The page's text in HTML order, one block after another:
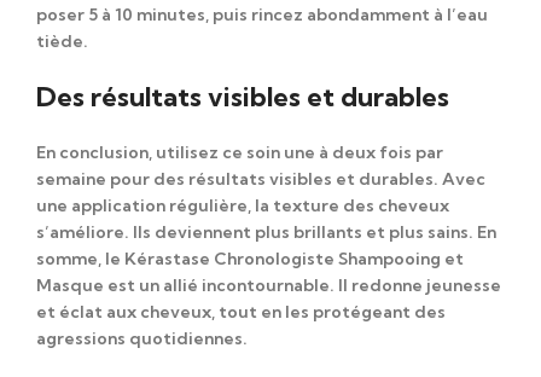
poser 5 à 10 minutes, puis rincez abondamment à l’eau
tiède.
Des résultats visibles et durables
En conclusion , utilisez ce soin une à deux fois par
semaine pour des résultats visibles et durables. Avec
une application régulière , la texture des cheveux
s’améliore. Ils deviennent plus brillants et plus sains. En
somme , le Kérastase Chronologiste Shampooing et
Masque est un allié incontournable. Il redonne jeunesse
et éclat aux cheveux , tout en les protégeant des
agressions quotidiennes.